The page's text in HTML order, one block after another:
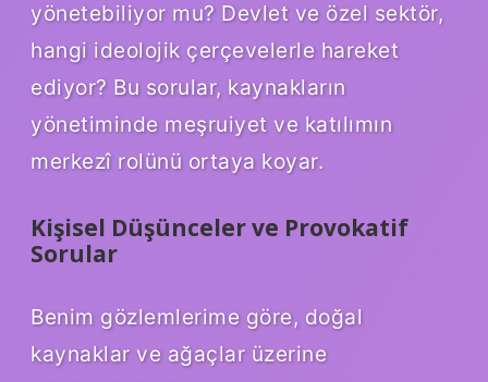
yönetebiliyor mu? Devlet ve özel sektör,
hangi ideolojik çerçevelerle hareket
ediyor? Bu sorular, kaynakların
yönetiminde meşruiyet ve katılımın
merkezî rolünü ortaya koyar.
Kişisel Düşünceler ve Provokatif
Sorular
Benim gözlemlerime göre, doğal
kaynaklar ve ağaçlar üzerine